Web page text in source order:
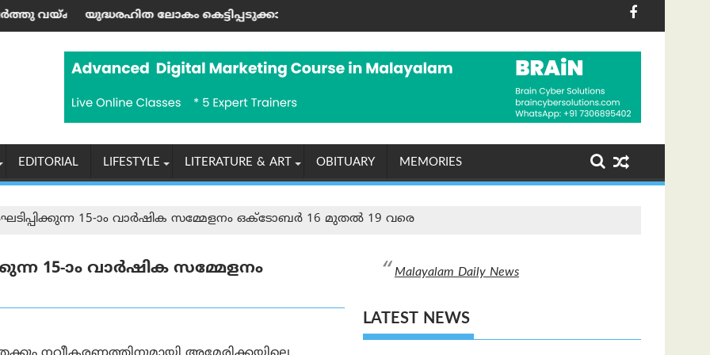
പിള്ള
കെട്ടിപ്പടുക്കാന്‍ ആഹ്വാനം ചെയ്ത ഹിരോഷിമ ദിനാചരണം ശ്രദ്ധേയമായി
യൂണിയൻ കോപ് ശാഖയിൽ ഷോപ് ചെയ്തയാൾക്ക് അപ്പാർട്ട്മെന്റ് സമ്മാനം
പരമ്പരാഗത
EDITORIAL LIFESTYLE LITERATURE & ART OBITUARY MEMORIES
15-ാം വാർഷിക സമ്മേളനം ഒക്ടോബർ 16 മുതൽ 19 വരെ
15-ാം വാർഷിക സമ്മേളനം
Malayalam Daily News
LATEST NEWS